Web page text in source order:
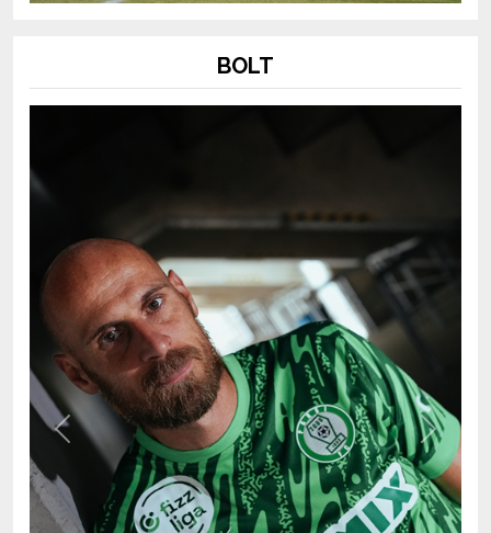
BOLT
Previous Next